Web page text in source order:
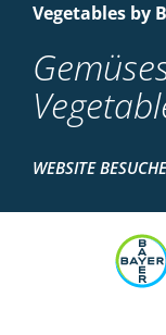
Vegetables by
WEBSITE